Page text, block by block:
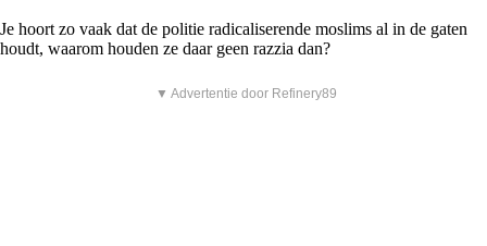
Je hoort zo vaak dat de politie radicaliserende moslims al in de gaten
houdt, waarom houden ze daar geen razzia dan?
▼ Advertentie door Refinery89